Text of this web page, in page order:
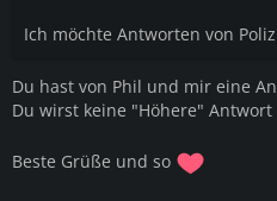
Ich möchte Antworten von
Du hast von Phil und mir eine
Du wirst keine "Höhere" Antwort
Beste Grüße und so